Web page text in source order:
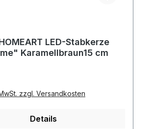
LED-Stabkerze
Karamellbraun15 cm
zzgl. Versandkosten
Details